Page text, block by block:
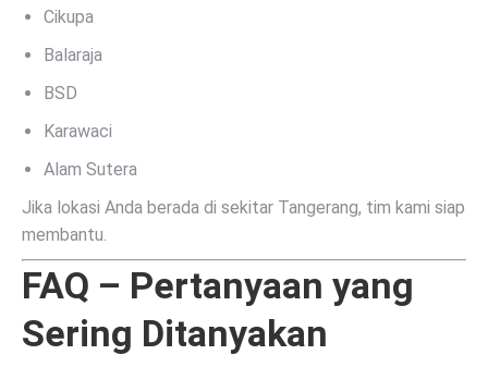
Cikupa
Balaraja
BSD
Karawaci
Alam Sutera
Jika lokasi Anda berada di sekitar Tangerang, tim kami siap
membantu.
FAQ – Pertanyaan yang
Sering Ditanyakan